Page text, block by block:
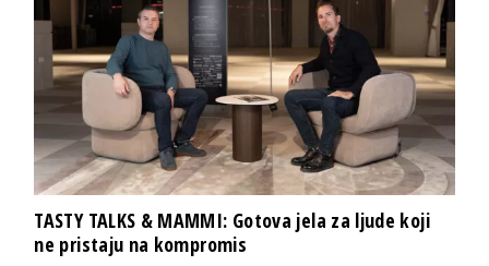
TASTY TALKS & MAMMI: Gotova jela za ljude koji
ne pristaju na kompromis